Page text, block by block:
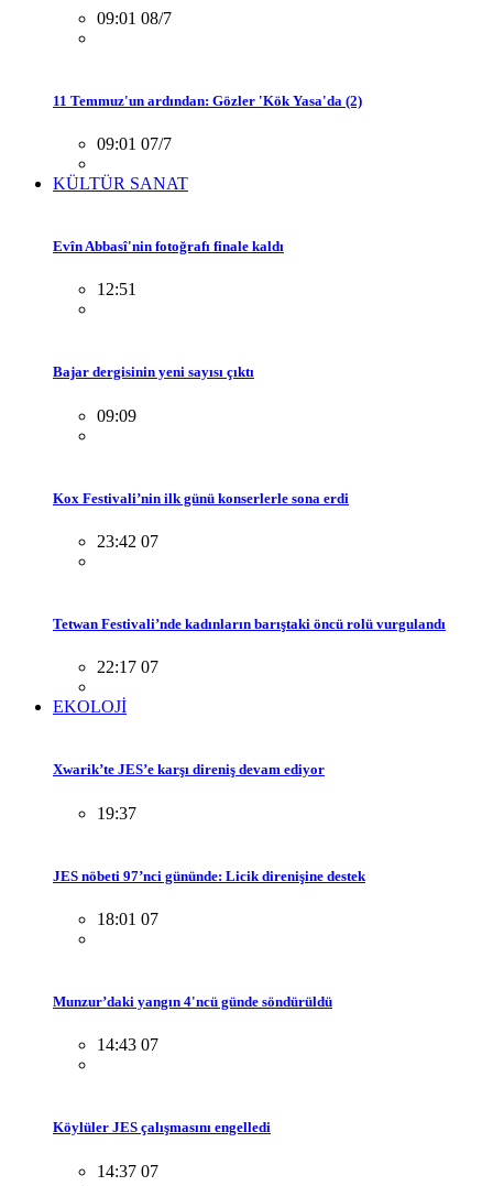
09:01 08/7
11 Temmuz'un ardından: Gözler 'Kök Yasa'da (2)
09:01 07/7
KÜLTÜR SANAT
Evîn Abbasî'nin fotoğrafı finale kaldı
12:51
Bajar dergisinin yeni sayısı çıktı
09:09
Kox Festivali’nin ilk günü konserlerle sona erdi
23:42 07
Tetwan Festivali’nde kadınların barıştaki öncü rolü vurgulandı
22:17 07
EKOLOJİ
Xwarik’te JES’e karşı direniş devam ediyor
19:37
JES nöbeti 97’nci gününde: Licik direnişine destek
18:01 07
Munzur’daki yangın 4'ncü günde söndürüldü
14:43 07
Köylüler JES çalışmasını engelledi
14:37 07